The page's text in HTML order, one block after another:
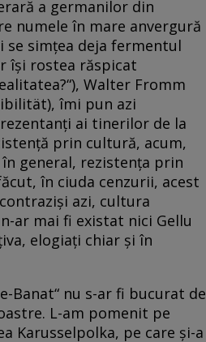
a germanilor din
numele în mare anvergură
simţea deja fermentul
îşi rostea răspicat
Walter Fromm
îmi pun azi
ai tinerilor de la
prin cultură, acum,
general, rezistenţa prin
în ciuda cenzurii, acest
azi, cultura
ar mai fi existat nici Gellu
elogiaţi chiar şi în
Banat“ nu s-ar fi bucurat de
L-am pomenit pe
Karusselpolka, pe care şi-a